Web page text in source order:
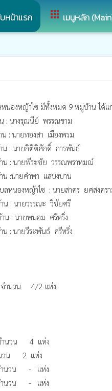
หน้าแรก apps เมนูหลัก
: นางรุณนีย์  พรรณขาม
: นายทองสา  เมืองพรม
: นายกิติติศักดิ์  การพันธ์
น : นายพีระชัย  วรรณพราหมณ์
:นายคำพา  แสบงบาน
หนองหญ้าไซ  : นายสาคร  ยศสงคร
: นายวรรณะ  วิชัยศรี
น : นายพนอม  ศรีหริ่ง
: นายวีระพันธ์  ศรีหริ่ง
ำนวน     4/2 แห่ง
นวน      4  แห่ง
วน      2  แห่ง
นวน      -   แห่ง
นวน      -   แห่ง